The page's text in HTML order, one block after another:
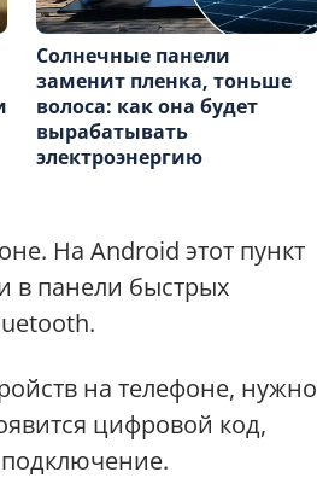
Солнечные панели
заменит пленка, тоньше
волоса: как она будет
вырабатывать
электроэнергию
На Android этот пункт
в панели быстрых
на телефоне, нужно
цифровой код,
подключение.